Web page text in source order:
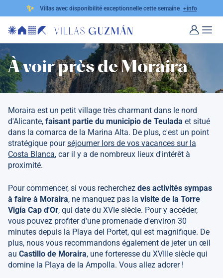
✨ Villas avec disponibilité exceptionnelle cette semaine +info
À voir près de Moraira
Moraira est un petit village très charmant dans le nord
d'Alicante, faisant partie du municipio de Teulada et situé
dans la comarca de la Marina Alta. De plus, c'est un point
stratégique pourséjourner lors de vos vacances sur la
Costa Blanca, car il y a de nombreux lieux d'intérêt à
proximité.
Pour commencer, si vous recherchez des activités sympas
à faire à Moraira, ne manquez pas la visite de la Torre
Vigía Cap d'Or, qui date du XVIe siècle. Pour y accéder,
vous pouvez profiter d'une promenade d'environ 30
minutes depuis la Playa del Portet, qui est magnifique. De
plus, nous vous recommandons également de jeter un œil
au Castillo de Moraira, une forteresse du XVIIIe siècle qui
domine la Playa de la Ampolla. Vous allez adorer !